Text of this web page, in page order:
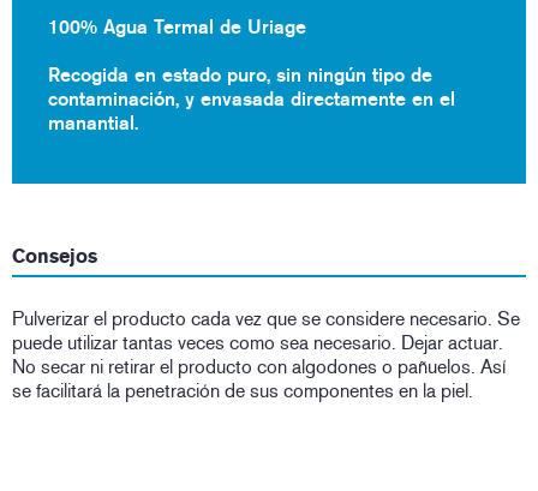
100% Agua Termal de Uriage
Recogida en estado puro, sin ningún tipo de
contaminación, y envasada directamente en el
manantial.
Consejos
Pulverizar el producto cada vez que se considere necesario. Se
puede utilizar tantas veces como sea necesario. Dejar actuar.
No secar ni retirar el producto con algodones o pañuelos. Así
se facilitará la penetración de sus componentes en la piel.